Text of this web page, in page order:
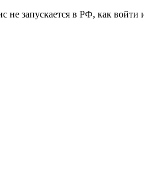
не запускается в РФ, как